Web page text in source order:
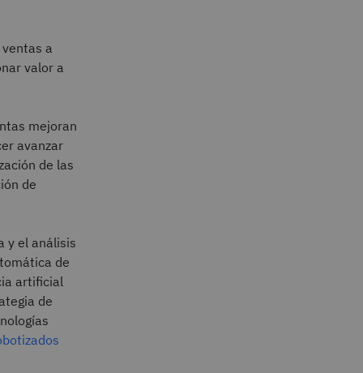
a
valor a
mejoran
avanzar
de las
de
y el análisis
de
artificial
de